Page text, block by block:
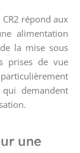
répond aux
alimentation
la mise sous
prises de vue
demandent
une